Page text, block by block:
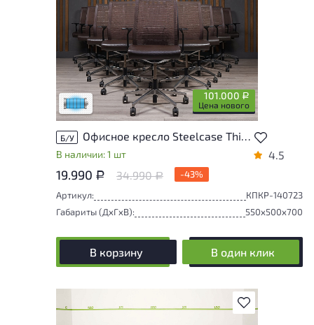
101.000 Р
Цена нового
Состояние товара приближено к новому,
могут присутствовать незначительные
следы эксплуатации
Низкая степень износа
Б/У Офисное кресло Steelcase Think Искусственная кожа Коричневый США
В наличии: 1 шт 4.5
19.990 Р 34.990Р
-43%
Артикул:
КПКР-140723
Габариты (ДxГxВ):
550x500x700
В корзину В один клик
В избранное